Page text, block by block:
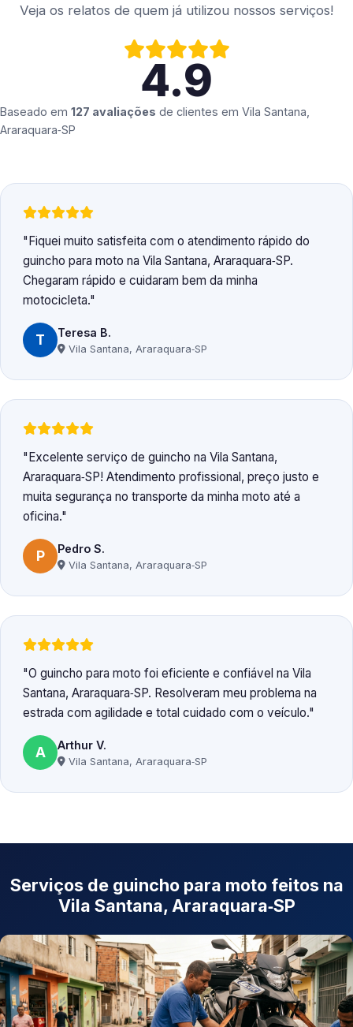
Veja os relatos de quem já utilizou nossos serviços!
4.9
Baseado em 127 avaliações de clientes em Vila Santana,
Araraquara‑SP
Fiquei muito satisfeita com o atendimento rápido do
guincho para moto na Vila Santana, Araraquara‑SP.
Chegaram rápido e cuidaram bem da minha
motocicleta.
T Teresa B.
Vila Santana, Araraquara‑SP
Excelente serviço de guincho na Vila Santana,
Araraquara‑SP! Atendimento profissional, preço justo e
muita segurança no transporte da minha moto até a
oficina.
P Pedro S.
Vila Santana, Araraquara‑SP
O guincho para moto foi eficiente e confiável na Vila
Santana, Araraquara‑SP. Resolveram meu problema na
estrada com agilidade e total cuidado com o veículo.
A Arthur V.
Vila Santana, Araraquara‑SP
Serviços de guincho para moto feitos na
Vila Santana, Araraquara‑SP